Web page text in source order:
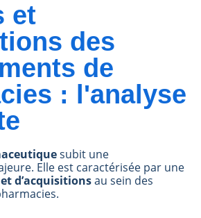
et
des
de
: l'analyse
subit une
Elle est caractérisée par une
d’acquisitionsau sein des